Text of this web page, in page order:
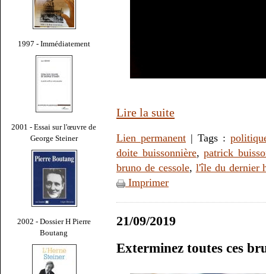
1997 - Immédiatement
2001 - Essai sur l'œuvre de
George Steiner
2002 - Dossier H Pierre
Boutang
Lire la suite
Lien permanent | Tags :
doite buissonnière,patrick
bruno de cessole, l'île du dernier
Imprimer
21/09/2019
Exterminez toutes ces